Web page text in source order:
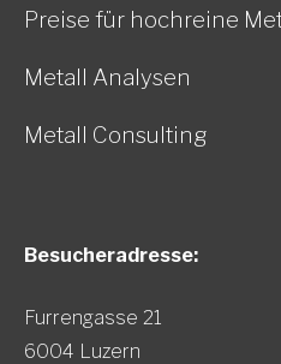
Preise für hochreine
Metall Analysen
Metall Consulting
Besucheradresse:
Furrengasse 21
6004 Luzern